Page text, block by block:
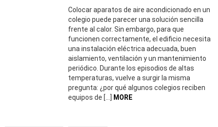
Colocar aparatos de aire acondicionado en un
colegio puede parecer una solución sencilla
frente al calor. Sin embargo, para que
funcionen correctamente, el edificio necesita
una instalación eléctrica adecuada, buen
aislamiento, ventilación y un mantenimiento
periódico. Durante los episodios de altas
temperaturas, vuelve a surgir la misma
pregunta: ¿por qué algunos colegios reciben
equipos de […]
MORE